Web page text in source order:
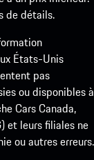
de détails.
États-Unis
pas
ou disponibles à
Cars Canada,
et leurs filiales ne
ou autres erreurs.